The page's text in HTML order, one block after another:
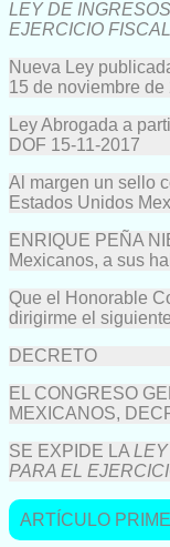
LEY DE
EJERCICIO
Nueva Ley
15 de noviembre de
Ley Abrogada a
DOF 15-11-2017
Al margen un sello
Estados Unidos
ENRIQUE PEÑA
Mexicanos, a sus
Que el Honorable
dirigirme el siguiente
DECRETO
EL CONGRESO
MEXICANOS,
SE EXPIDE LA
PARA EL
ARTÍCULO